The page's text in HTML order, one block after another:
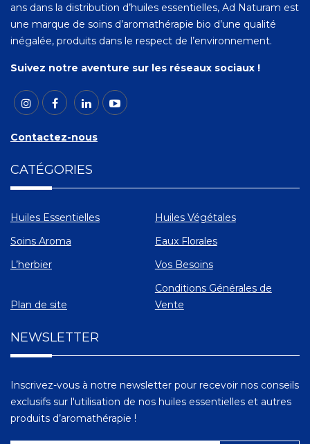
ans dans la distribution d’huiles essentielles, Ad Naturam est
une marque de soins d’aromathérapie bio d’une qualité
inégalée, produits dans le respect de l’environnement.
Suivez notre aventure sur les réseaux sociaux !
Contactez-nous
CATÉGORIES
Huiles Essentielles
Huiles Végétales
Soins Aroma
Eaux Florales
L’herbier
Vos Besoins
Plan de site
Conditions Générales de
Vente
NEWSLETTER
Inscrivez-vous à notre newsletter pour recevoir nos conseils
exclusifs sur l'utilisation de nos huiles essentielles et autres
produits d’aromathérapie !